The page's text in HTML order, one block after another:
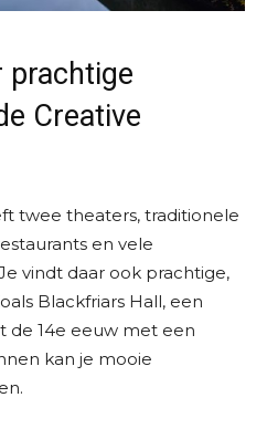
prachtige
Creative
twee theaters, traditionele
en vele
vindt daar ook prachtige,
Blackfriars Hall, een
de 14e eeuw met een
kan je mooie